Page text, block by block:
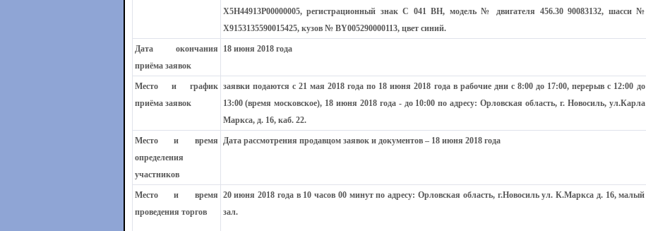
X5H44913P00000005, регистрационный знак С 041 ВН, модель № двигателя 456.30 90083132, шасси №
Х9153135590015425, кузов № ВY005290000113, цвет синий.
Дата окончания
приёма заявок
18 июня 2018 года
Место и график
приёма заявок
заявки подаются с 21 мая 2018 года по 18 июня 2018 года в рабочие дни с 8:00 до 17:00, перерыв с 12:00 до
13:00 (время московское), 18 июня 2018 года- до 10:00 по адресу: Орловская область, г. Новосиль, ул.Карла
Маркса, д. 16, каб. 22.
Место и время
определения
участников
Дата рассмотрения продавцом заявок и документов – 18 июня 2018 года
Место и время
проведения торгов
20 июня 2018 года в 10 часов 00 минут по адресу: Орловская область, г.Новосиль ул. К.Маркса д. 16, малый
зал.